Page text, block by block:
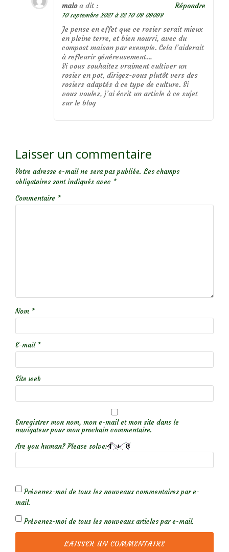
malo a dit :
10 septembre 2021 à 22 10 09 09099
Je pense en effet que ce rosier serait mieux
en pleine terre, et bien nourri, avec du
compost maison par exemple. Cela l’aiderait
à refleurir généreusement…
Si vous souhaitez vraiment cultiver un
rosier en pot, dirigez-vous plutôt vers des
rosiers adaptés à ce type de culture. Si
vous voulez, j’ai écrit un article à ce sujet
sur le blog
Répondre
Laisser un commentaire
Votre adresse e-mail ne sera pas publiée. Les champs
obligatoires sont indiqués avec *
Commentaire *
Nom *
E-mail *
Site web
Enregistrer mon nom, mon e-mail et mon site dans le
navigateur pour mon prochain commentaire.
Are you human? Please solve:
Prévenez-moi de tous les nouveaux commentaires par e-
mail.
Prévenez-moi de tous les nouveaux articles par e-mail.